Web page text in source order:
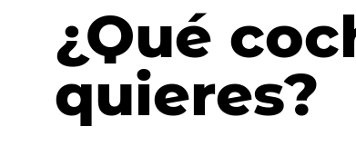
¿Qué
quieres?